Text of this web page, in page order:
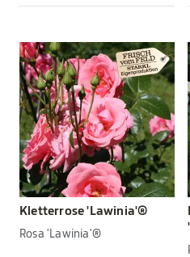
Kletterrose 'Lawinia'®
Rosa 'Lawinia'®